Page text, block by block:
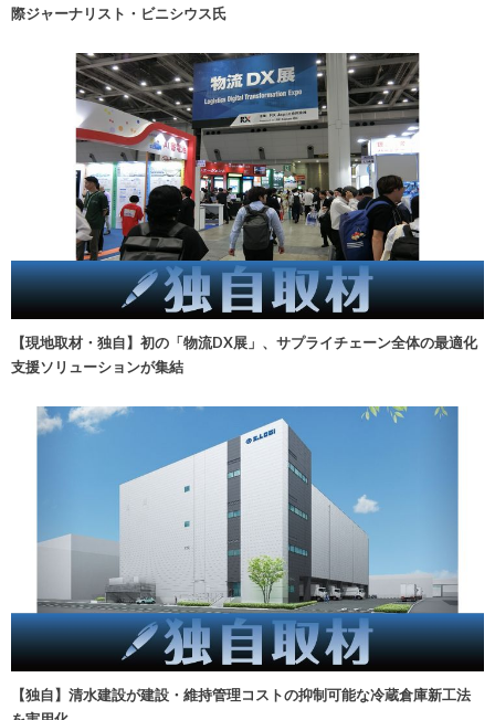
際ジャーナリスト・ビニシウス氏
【現地取材・独自】初の「物流DX展」、サプライチェーン全体の最適化
支援ソリューションが集結
【独自】清水建設が建設・維持管理コストの抑制可能な冷蔵倉庫新工法